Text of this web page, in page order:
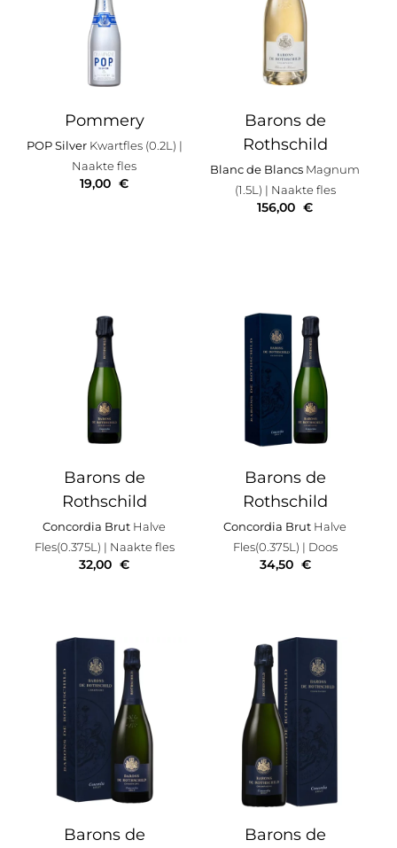
Pommery
POP SilverKwartfles (0.2L) |
Naakte fles
19,00 €
Barons de
Rothschild
Blanc de Blancs Magnum
(1.5L) | Naakte fles
156,00 €
Barons de
Rothschild
Concordia Brut Halve
Fles(0.375L) | Naakte fles
32,00 €
Barons de
Rothschild
Concordia Brut Halve
Fles(0.375L) | Doos
34,50 €
Barons de
Barons de